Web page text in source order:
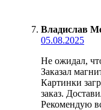
Владислав
05.08.2025
Не ожидал,
Заказал
Картинки
заказ.
Рекомендую